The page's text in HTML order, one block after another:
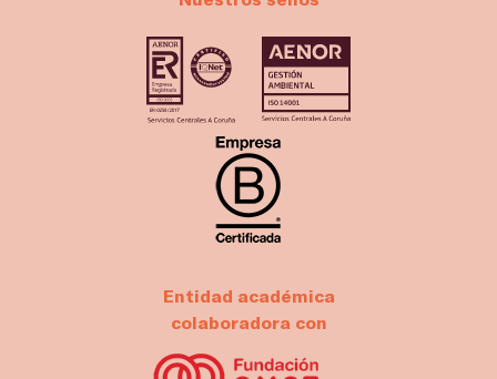
Entidad académica
colaboradora con